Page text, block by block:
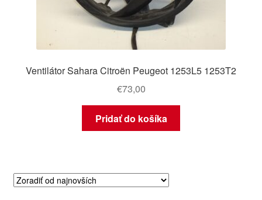
Reklamace
Reklamačný poriadok
Ventilátor Sahara Citroën Peugeot 1253L5 1253T2
€73,00
Pridať do košíka